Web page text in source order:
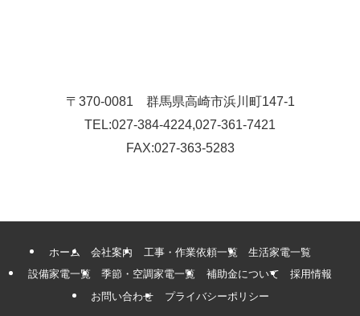
〒370-0081 群馬県高崎市浜川町147-1
TEL:027-384-4224,027-361-7421
FAX:027-363-5283
ホーム 会社案内 工事・作業依頼一覧
生活家電一覧
設備家電一覧
季節・空調家電一覧 補助金について
採用情報
お問い合わせ
プライバシーポリシー